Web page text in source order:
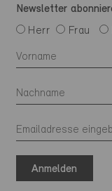
Newsletter
Herr
Frau
Anmelden